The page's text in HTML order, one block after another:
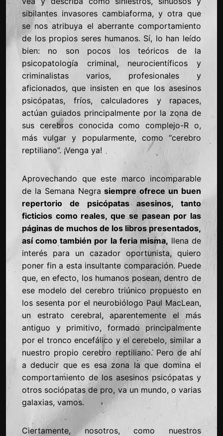
sibilantes invasores cambiaforma, y otra que
se nos atribuya el aberrante comportamiento
de los propios seres humanos. Sí, lo han leído
bien: no son pocos los teóricos de la
psicopatología criminal, neurocientíficos y
criminalistas varios, profesionales y
aficionados, que insisten en que los asesinos
psicópatas, fríos, calculadores y rapaces,
actúan guiados principalmente por la zona de
sus cerebros conocida como complejo-R o,
más vulgar y popularmente, como “cerebro
reptiliano”. ¡Venga ya!
Aprovechando que este marco incomparable
de la Semana Negra siempre ofrece un buen
repertorio de psicópatas asesinos, tanto
ficticios como reales, que se pasean por las
páginas de muchos de los libros presentados,
así como también por la feria misma, llena de
interés para un cazador oportunista, quiero
poner fin a esta insultante comparación. Puede
que, en efecto, los humanos posean, dentro de
ese modelo del cerebro triúnico propuesto en
los sesenta por el neurobiólogo Paul MacLean,
un estrato cerebral, aparentemente el más
antiguo y primitivo, formado principalmente
por el tronco encefálico y el cerebelo, similar a
nuestro propio cerebro reptiliano. Pero de ahí
a deducir que es esa zona la que domina el
comportamiento de los asesinos psicópatas y
otros sociópatas de pro, va un mundo, o varias
galaxias, vamos.
Ciertamente, nosotros, como nuestros